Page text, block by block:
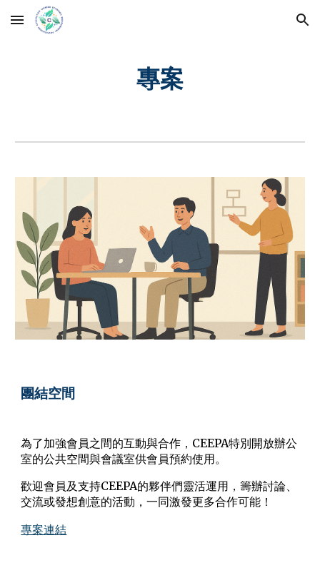
Skip to main content Skip to navigation
專案
團結空間
為了加強會員之間的互動與合作，CEEPA特別開放辦公
室的公共空間與會議室供會員預約使用。
歡迎會員及支持CEEPA的夥伴們靈活運用，籌辦討論、
交流或發想創意的活動，一同激發更多合作可能！
專案連結